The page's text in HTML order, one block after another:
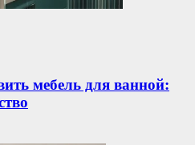
мебель для ванной: